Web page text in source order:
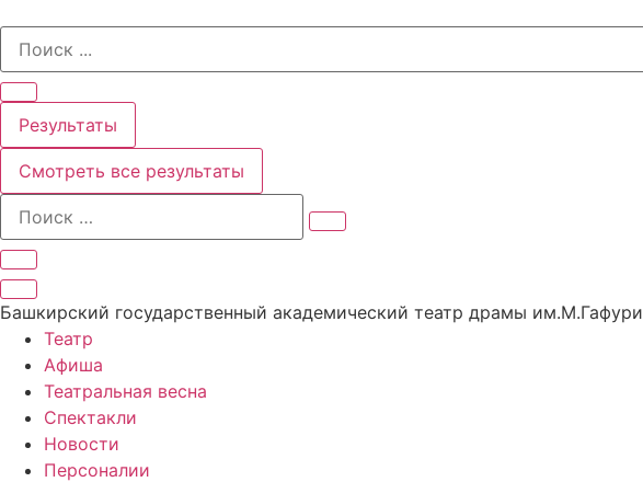
содержимому
Search
Результаты
Смотреть все результаты
Башкирский государственный академический театр драмы им.М.Гафури
Театр
Афиша
Театральная весна
Спектакли
Новости
Персоналии